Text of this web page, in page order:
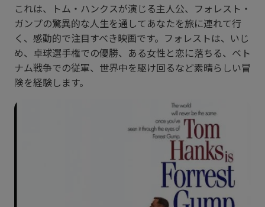
これは、トム・ハンクスが演じる主人公、フォレスト・
ガンプの驚異的な人生を通してあなたを旅に連れて行
く、感動的で注目すべき映画です。フォレストは、いじ
め、卓球選手権での優勝、ある女性と恋に落ちる、ベト
ナム戦争での従軍、世界中を駆け回るなど素晴らしい冒
険を経験します。